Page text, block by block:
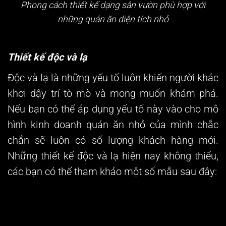
Phong cách thiết kế dạng sân vườn phù hợp với
những quán ăn diện tích nhỏ
Thiết kế độc và lạ
Độc và lạ là những yếu tố luôn khiến người khác
khơi dậy trí tò mò và mong muốn khám phá.
Nếu bạn có thể áp dụng yếu tố này vào cho mô
hình kinh doanh quán ăn nhỏ của mình chắc
chắn sẽ luôn có số lượng khách hàng mới.
Những thiết kế độc và lạ hiện nay không thiếu,
các bạn có thể tham khảo một số mẫu sau đây: